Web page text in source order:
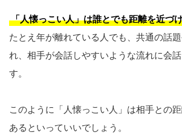
「人懐っこい人」は誰とでも距離を近づ
たとえ年が離れている人でも、共通の話
れ、相手が会話しやすいような流れに会
す。
このように「人懐っこい人」は相手との
あるといっていいでしょう。